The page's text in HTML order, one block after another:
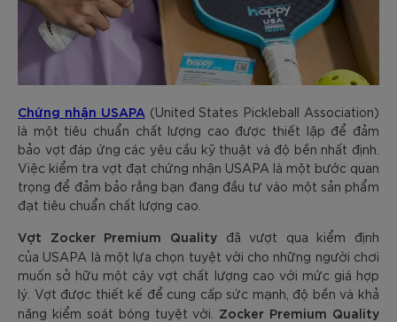
Chứng nhận USAPA (United States Pickleball Association)
là một tiêu chuẩn chất lượng cao được thiết lập để đảm
bảo vợt đáp ứng các yêu cầu kỹ thuật và độ bền nhất định.
Việc kiểm tra vợt đạt chứng nhận USAPA là một bước quan
trọng để đảm bảo rằng bạn đang đầu tư vào một sản phẩm
đạt tiêu chuẩn chất lượng cao.
Vợt Zocker Premium Qualityđã vượt qua kiểm định
của USAPA là một lựa chọn tuyệt vời cho những người chơi
muốn sở hữu một cây vợt chất lượng cao với mức giá hợp
lý. Vợt được thiết kế để cung cấp sức mạnh, độ bền và khả
năng kiểm soát bóng tuyệt vời. Zocker Premium Quality